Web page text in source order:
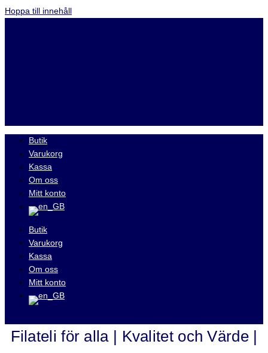
Hoppa till innehåll
Butik
Varukorg
Kassa
Om oss
Mitt konto
Butik
Varukorg
Kassa
Om oss
Mitt konto
Filateli för alla | Kvalitet och Värde |